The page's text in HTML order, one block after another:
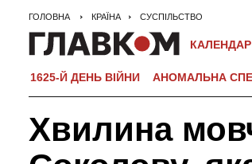
ГОЛОВНА КРАЇНА СУСПІЛЬСТВО
КАЛЕНДАР
1625-Й ДЕНЬ ВІЙНИ АНОМАЛЬНА
Хвилина